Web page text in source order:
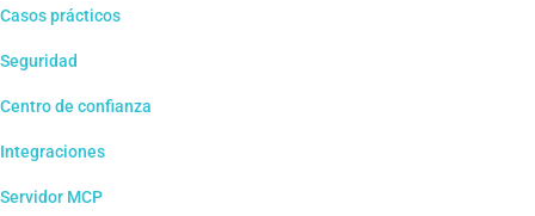
Casos prácticos
Seguridad
Centro de confianza
Integraciones
Servidor MCP